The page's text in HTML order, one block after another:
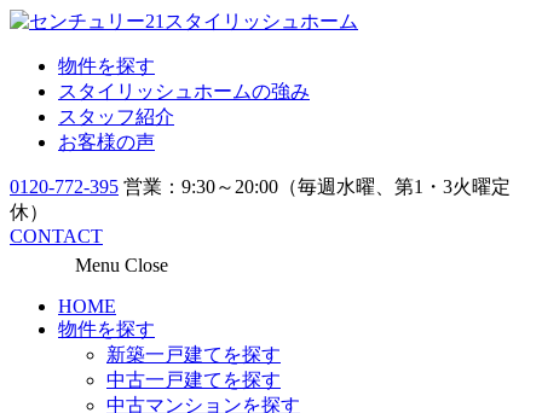
物件を探す
スタイリッシュホームの強み
スタッフ紹介
お客様の声
0120-772-395 営業：9:30～20:00（毎週水曜、第1・3火曜定
休）
CONTACT
Menu Close
HOME
物件を探す
新築一戸建てを探す
中古一戸建てを探す
中古マンションを探す